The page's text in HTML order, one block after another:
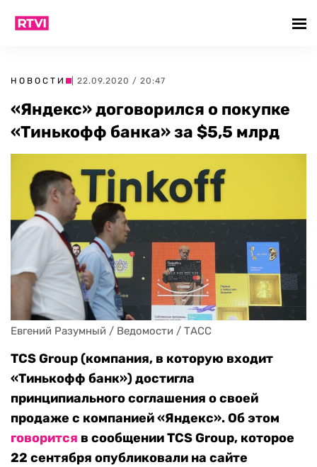
НОВОСТИ | 22.09.2020 / 20:47
«Яндекс» договорился о покупке
«Тинькофф банка» за $5,5 млрд
Евгений Разумный / Ведомости / ТАСС
TCS Group (компания, в которую входит
«Тинькофф банк») достигла
принципиального соглашения о своей
продаже с компанией «Яндекс». Об этом
говорится в сообщении TCS Group, которое
22 сентября опубликовали на сайте